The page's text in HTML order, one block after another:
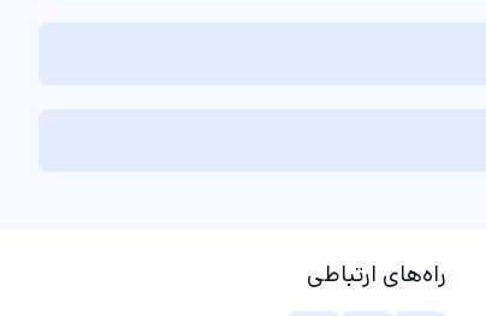
راه‌های ارتباطی